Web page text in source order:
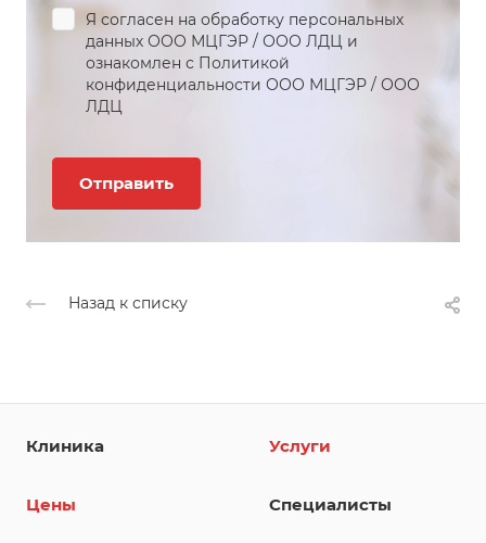
Я согласен на обработку персональных
данных ООО МЦГЭР / ООО ЛДЦ и
ознакомлен с Политикой
конфиденциальности ООО МЦГЭР / ООО
ЛДЦ
Назад к списку
Клиника Услуги
Цены Специалисты